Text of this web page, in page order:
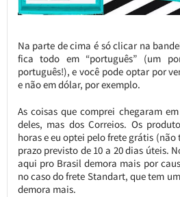
Na parte de cima é só clicar na
fica todo em “português” (um
português!), e você pode optar por
e não em dólar, por exemplo.
As coisas que comprei chegaram
deles, mas dos Correios. Os
horas e eu optei pelo frete grátis
prazo previsto de 10 a 20 dias úteis.
aqui pro Brasil demora mais por
no caso do frete Standart, que tem
demora mais.